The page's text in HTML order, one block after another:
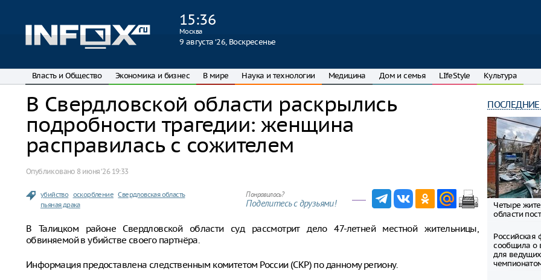
15:36
Москва
9 августа ‘26, Воскресенье
Власть и Общество Экономика и бизнес В мире Наука и технологии Медицина Дом и семья LIfeStyle Культура
В Свердловской области раскрылись
подробности трагедии: женщина
расправилась с сожителем
Опубликовано 8 июня ‘26 19:33
убийство оскорбление Свердловская область
пьяная драка
Понравилось?
Поделитесь с друзьями!
В Талицком районе Свердловской области суд рассмотрит дело 47-летней местной жительницы,
обвиняемой в убийстве своего партнёра.
Информация предоставлена следственным комитетом России (СКР) по данному региону.
Четыре
области
Российская
сообщила о
для